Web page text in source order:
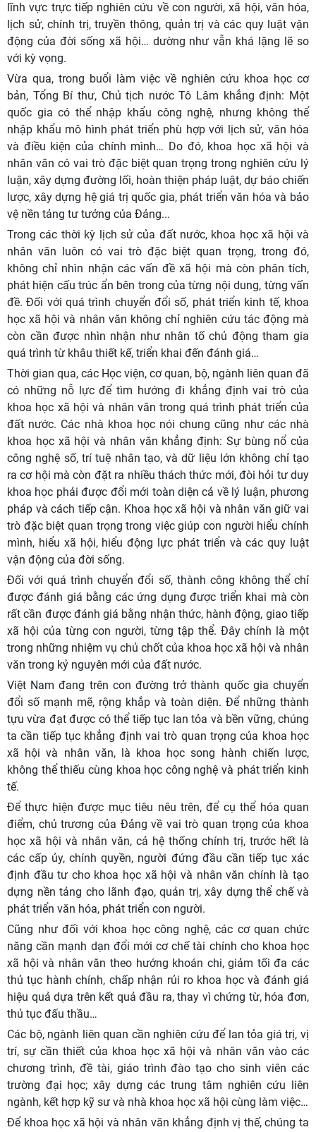
lĩnh vực trực tiếp nghiên cứu về con người, xã hội, văn hóa,
lịch sử, chính trị, truyền thông, quản trị và các quy luật vận
động của đời sống xã hội… dường như vẫn khá lặng lẽ so
với kỳ vọng.
Vừa qua, trong buổi làm việc về nghiên cứu khoa học cơ
bản, Tổng Bí thư, Chủ tịch nước Tô Lâm khẳng định: Một
quốc gia có thể nhập khẩu công nghệ, nhưng không thể
nhập khẩu mô hình phát triển phù hợp với lịch sử, văn hóa
và điều kiện của chính mình… Do đó, khoa học xã hội và
nhân văn có vai trò đặc biệt quan trọng trong nghiên cứu lý
luận, xây dựng đường lối, hoàn thiện pháp luật, dự báo chiến
lược, xây dựng hệ giá trị quốc gia, phát triển văn hóa và bảo
vệ nền tảng tư tưởng của Đảng...
Trong các thời kỳ lịch sử của đất nước, khoa học xã hội và
nhân văn luôn có vai trò đặc biệt quan trọng, trong đó,
không chỉ nhìn nhận các vấn đề xã hội mà còn phân tích,
phát hiện cấu trúc ẩn bên trong của từng nội dung, từng vấn
đề. Đối với quá trình chuyển đổi số, phát triển kinh tế, khoa
học xã hội và nhân văn không chỉ nghiên cứu tác động mà
còn cần được nhìn nhận như nhân tố chủ động tham gia
quá trình từ khâu thiết kế, triển khai đến đánh giá…
Thời gian qua, các Học viện, cơ quan, bộ, ngành liên quan đã
có những nỗ lực để tìm hướng đi khẳng định vai trò của
khoa học xã hội và nhân văn trong quá trình phát triển của
đất nước. Các nhà khoa học nói chung cũng như các nhà
khoa học xã hội và nhân văn khẳng định: Sự bùng nổ của
công nghệ số, trí tuệ nhân tạo, và dữ liệu lớn không chỉ tạo
ra cơ hội mà còn đặt ra nhiều thách thức mới, đòi hỏi tư duy
khoa học phải được đổi mới toàn diện cả về lý luận, phương
pháp và cách tiếp cận. Khoa học xã hội và nhân văn giữ vai
trò đặc biệt quan trọng trong việc giúp con người hiểu chính
mình, hiểu xã hội, hiểu động lực phát triển và các quy luật
vận động của đời sống.
Đối với quá trình chuyển đổi số, thành công không thể chỉ
được đánh giá bằng các ứng dụng được triển khai mà còn
rất cần được đánh giá bằng nhận thức, hành động, giao tiếp
xã hội của từng con người, từng tập thể. Đây chính là một
trong những nhiệm vụ chủ chốt của khoa học xã hội và nhân
văn trong kỷ nguyên mới của đất nước.
Việt Nam đang trên con đường trở thành quốc gia chuyển
đổi số mạnh mẽ, rộng khắp và toàn diện. Để những thành
tựu vừa đạt được có thể tiếp tục lan tỏa và bền vững, chúng
ta cần tiếp tục khẳng định vai trò quan trọng của khoa học
xã hội và nhân văn, là khoa học song hành chiến lược,
không thể thiếu cùng khoa học công nghệ và phát triển kinh
tế.
Để thực hiện được mục tiêu nêu trên, để cụ thể hóa quan
điểm, chủ trương của Đảng về vai trò quan trọng của khoa
học xã hội và nhân văn, cả hệ thống chính trị, trước hết là
các cấp ủy, chính quyền, người đứng đầu cần tiếp tục xác
định đầu tư cho khoa học xã hội và nhân văn chính là tạo
dựng nền tảng cho lãnh đạo, quản trị, xây dựng thể chế và
phát triển văn hóa, phát triển con người.
Cũng như đối với khoa học công nghệ, các cơ quan chức
năng cần mạnh dạn đổi mới cơ chế tài chính cho khoa học
xã hội và nhân văn theo hướng khoán chi, giảm tối đa các
thủ tục hành chính, chấp nhận rủi ro khoa học và đánh giá
hiệu quả dựa trên kết quả đầu ra, thay vì chứng từ, hóa đơn,
thủ tục đấu thầu…
Các bộ, ngành liên quan cần nghiên cứu để lan tỏa giá trị, vị
trí, sự cần thiết của khoa học xã hội và nhân văn vào các
chương trình, đề tài, giáo trình đào tạo cho sinh viên các
trường đại học; xây dựng các trung tâm nghiên cứu liên
ngành, kết hợp kỹ sư và nhà khoa học xã hội cùng làm việc…
Để khoa học xã hội và nhân văn khẳng định vị thế, chúng ta